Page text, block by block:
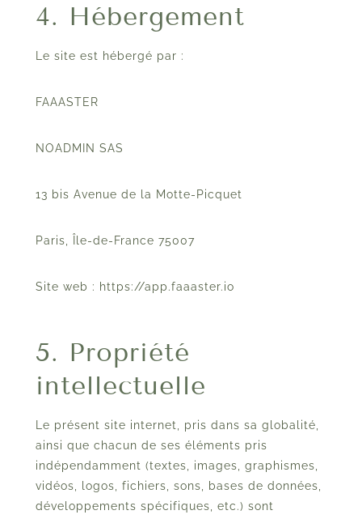
4. Hébergement
Le site est hébergé par :
FAAASTER
NOADMIN SAS
13 bis Avenue de la Motte-Picquet
Paris, Île-de-France 75007
Site web : https://app.faaaster.io
5. Propriété
intellectuelle
Le présent site internet, pris dans sa globalité,
ainsi que chacun de ses éléments pris
indépendamment (textes, images, graphismes,
vidéos, logos, fichiers, sons, bases de données,
développements spécifiques, etc.) sont